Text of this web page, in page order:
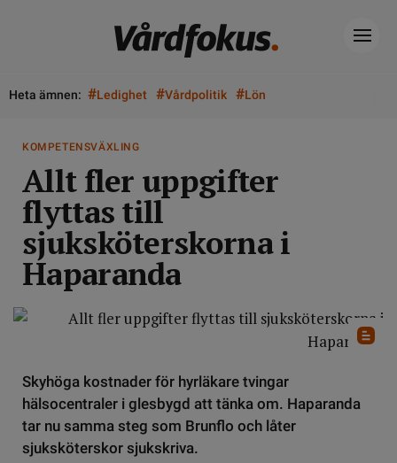
Heta ämnen: #Ledighet #Vårdpolitik #Lön
KOMPETENSVÄXLING
Allt fler uppgifter
flyttas till
sjuksköterskorna i
Haparanda
Skyhöga kostnader för hyrläkare tvingar
hälsocentraler i glesbygd att tänka om. Haparanda
tar nu samma steg som Brunflo och låter
sjuksköterskor sjukskriva.